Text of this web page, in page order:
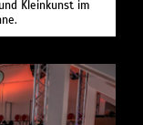
Kleinkunst im